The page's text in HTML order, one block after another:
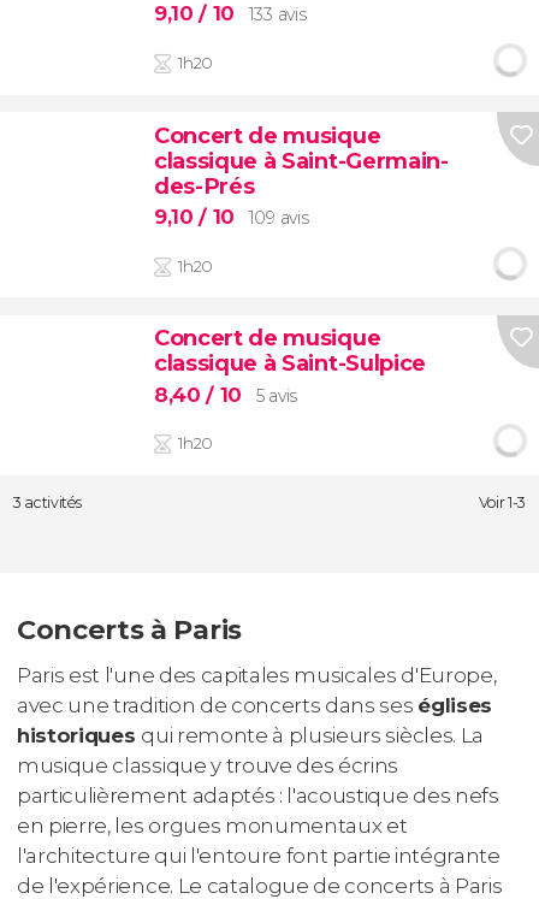
9,10/ 10 133 avis
1h20
Concert de musique
classique à Saint-Germain-
des-Prés
9,10/ 10 109 avis
1h20
Concert de musique
classique à Saint-Sulpice
8,40/ 10 5 avis
1h20
3 activités Voir 1-3
Concerts à Paris
Paris est l'une des capitales musicales d'Europe,
avec une tradition de concerts dans ses églises
historiques qui remonte à plusieurs siècles. La
musique classique y trouve des écrins
particulièrement adaptés : l'acoustique des nefs
en pierre, les orgues monumentaux et
l'architecture qui l'entoure font partie intégrante
de l'expérience. Le catalogue de concerts à Paris